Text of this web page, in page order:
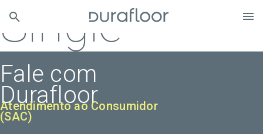
Single
Fale com
Durafloor
Atendimento ao Consumidor
(SAC)